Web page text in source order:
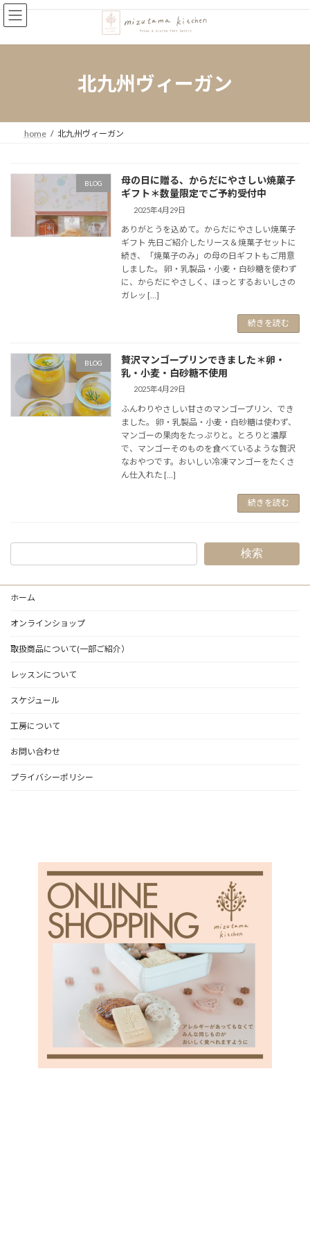
コ
ン
ン
ナ
ビ
ー
北九州ヴィーガン
home 北九州ヴィーガン
BLOG
母の日に贈る、からだにやさしい焼菓子
ギフト＊数量限定でご予約受付中
2025年4月29日
ありがとうを込めて。からだにやさしい焼菓子
ギフト 先日ご紹介したリース＆焼菓子セットに
続き、「焼菓子のみ」の母の日ギフトもご用意
しました。 卵・乳製品・小麦・白砂糖を使わず
に、からだにやさしく、ほっとするおいしさの
ガレッ […]
続きを読む
BLOG
贅沢マンゴープリンできました＊卵・
乳・小麦・白砂糖不使用
2025年4月29日
ふんわりやさしい甘さのマンゴープリン、でき
ました。 卵・乳製品・小麦・白砂糖は使わず、
マンゴーの果肉をたっぷりと。とろりと濃厚
で、マンゴーそのものを食べているような贅沢
なおやつです。おいしい冷凍マンゴーをたくさ
ん仕入れた […]
続きを読む
検索
ホーム
オンラインショップ
取扱商品について(一部ご紹介）
レッスンについて
スケジュール
工房について
お問い合わせ
プライバシーポリシー